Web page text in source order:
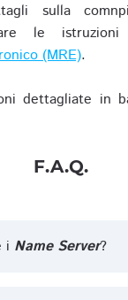
sulla
le
(MRE).
dettagliate in
F.A.Q.
i Name Server?